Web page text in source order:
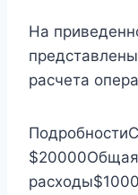
На
расчета